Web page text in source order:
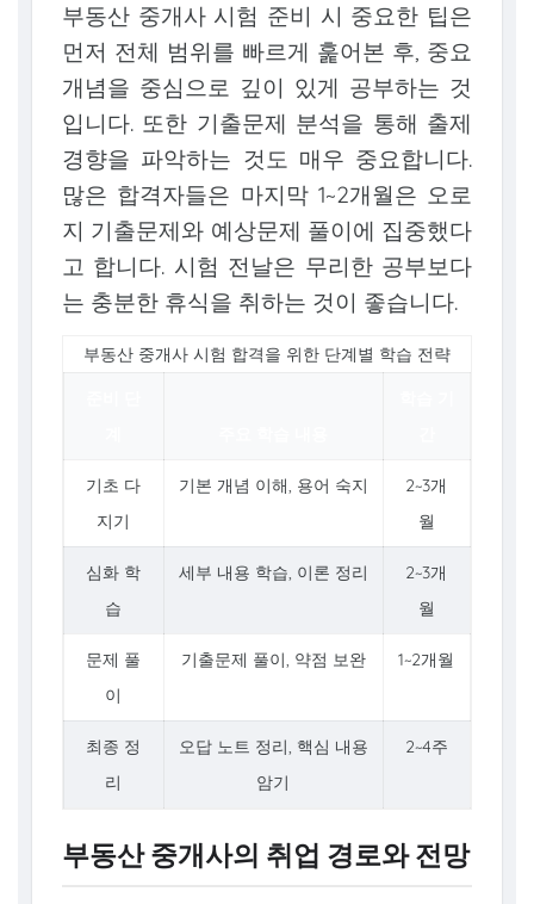
부동산 중개사 시험 준비 시 중요한 팁은
먼저 전체 범위를 빠르게 훑어본 후, 중요
개념을 중심으로 깊이 있게 공부하는 것
입니다. 또한 기출문제 분석을 통해 출제
경향을 파악하는 것도 매우 중요합니다.
많은 합격자들은 마지막 1~2개월은 오로
지 기출문제와 예상문제 풀이에 집중했다
고 합니다. 시험 전날은 무리한 공부보다
는 충분한 휴식을 취하는 것이 좋습니다.
부동산 중개사 시험 합격을 위한 단계별 학습 전략
기초 다
지기
기본 개념 이해, 용어 숙지
2~3개
월
심화 학
습
세부 내용 학습, 이론 정리
2~3개
월
문제 풀
이
기출문제 풀이, 약점 보완 1~2개월
최종 정
리
오답 노트 정리, 핵심 내용
암기
2~4주
부동산 중개사의 취업 경로와 전망